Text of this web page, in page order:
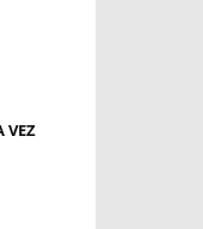
VEZ